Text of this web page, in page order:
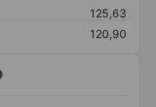
125,63
120,90